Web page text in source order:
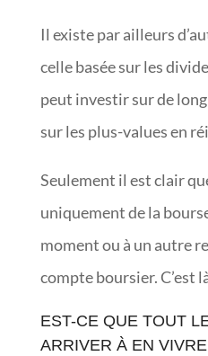
Il existe par ailleurs
celle basée sur les
peut investir sur de
sur les plus-values en
Seulement il est clair
uniquement de la
moment ou à un autre
compte boursier. C’est
EST-CE QUE TOUT
ARRIVER À EN